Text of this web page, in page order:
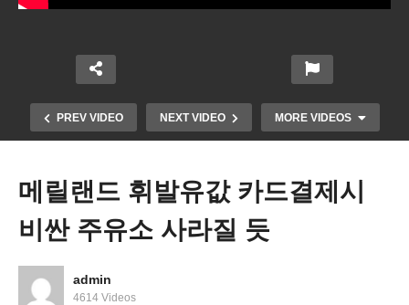
PREV VIDEO NEXT VIDEO MORE VIDEOS
메릴랜드 휘발유값 카드결제시
비싼 주유소 사라질 듯
admin
4614 Videos